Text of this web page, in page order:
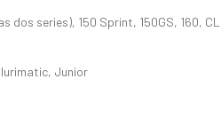
dos series), 150 Sprint, 150GS, 160,
Junior